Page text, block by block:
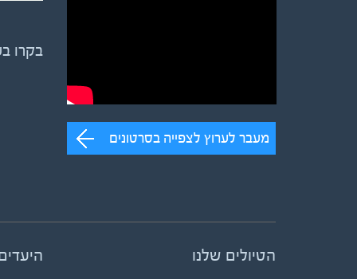
מעבר לערוץ לצפייה בסרטונים
בקרו
הטיולים שלנו